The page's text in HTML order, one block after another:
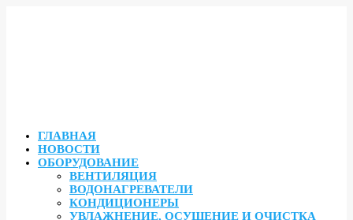
ГЛАВНАЯ
НОВОСТИ
ОБОРУДОВАНИЕ
ВЕНТИЛЯЦИЯ
ВОДОНАГРЕВАТЕЛИ
КОНДИЦИОНЕРЫ
УВЛАЖНЕНИЕ, ОСУШЕНИЕ И ОЧИСТКА